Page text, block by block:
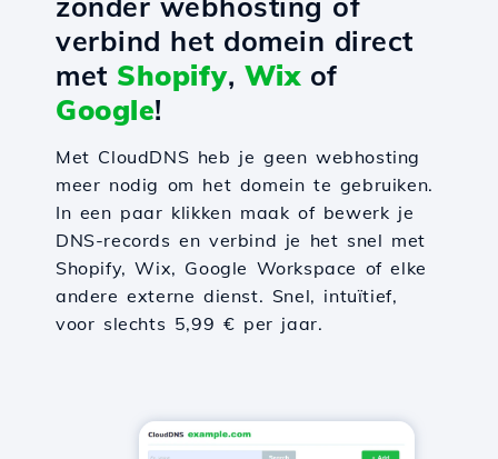
verbind het domein direct
met Shopify, Wixof
Google!
Met CloudDNS heb je geen webhosting
meer nodig om het domein te gebruiken.
In een paar klikken maak of bewerk je
DNS-records en verbind je het snel met
Shopify, Wix, Google Workspace of elke
andere externe dienst. Snel, intuïtief,
voor slechts 5,99 € per jaar.